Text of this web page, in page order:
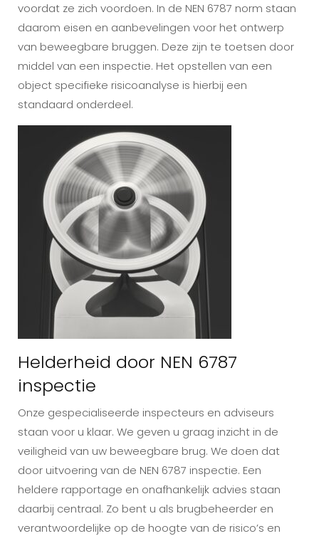
voordat ze zich voordoen. In de NEN 6787 norm staan
daarom eisen en aanbevelingen voor het ontwerp
van beweegbare bruggen. Deze zijn te toetsen door
middel van een inspectie. Het opstellen van een
object specifieke risicoanalyse is hierbij een
standaard onderdeel.
Helderheid door NEN 6787
inspectie
Onze gespecialiseerde inspecteurs en adviseurs
staan voor u klaar. We geven u graag inzicht in de
veiligheid van uw beweegbare brug. We doen dat
door uitvoering van de NEN 6787 inspectie. Een
heldere rapportage en onafhankelijk advies staan
daarbij centraal. Zo bent u als brugbeheerder en
verantwoordelijke op de hoogte van de risico’s en